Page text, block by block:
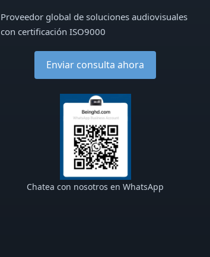
Proveedor global de soluciones audiovisuales
con certificación ISO9000
Enviar consulta ahora
Chatea con nosotros en WhatsApp